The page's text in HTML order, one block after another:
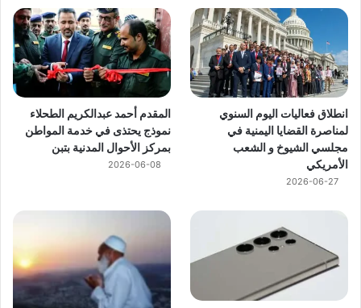
انطلاق فعاليات اليوم السنوي
لمناصرة القضايا اليمنية في
مجلسي الشيوخ و الشعب
الأمريكي
2026-06-27
المقدم أحمد عبدالكريم الطحلاء
نموذج يحتذى في خدمة المواطن
بمركز الأحوال المدنية بتبن
2026-06-08